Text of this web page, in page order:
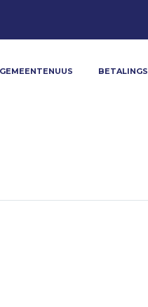
GEMEENTENUUS BETALINGS